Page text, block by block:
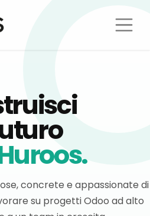
concrete e appassionate di
su progetti Odoo ad alto